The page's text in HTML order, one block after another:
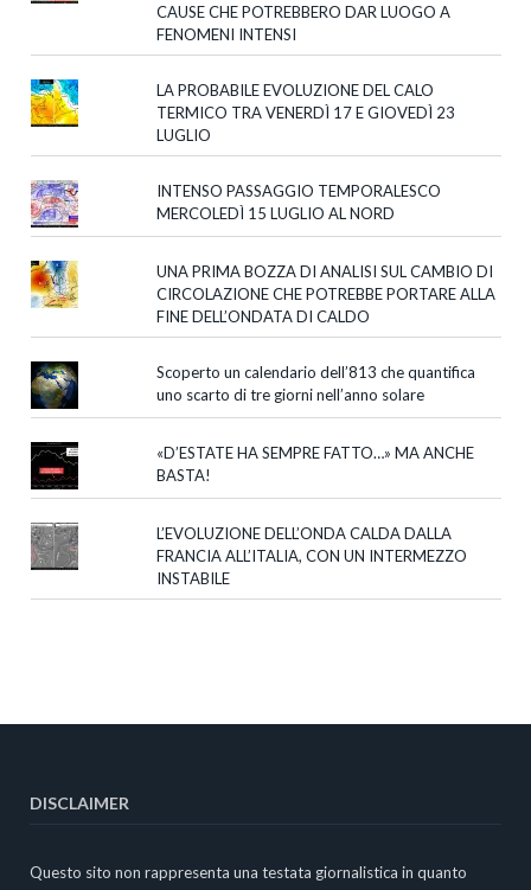
CAUSE CHE POTREBBERO DAR LUOGO A
FENOMENI INTENSI
LA PROBABILE EVOLUZIONE DEL CALO
TERMICO TRA VENERDÌ 17 E GIOVEDÌ 23
LUGLIO
INTENSO PASSAGGIO TEMPORALESCO
MERCOLEDÌ 15 LUGLIO AL NORD
UNA PRIMA BOZZA DI ANALISI SUL CAMBIO DI
CIRCOLAZIONE CHE POTREBBE PORTARE ALLA
FINE DELL’ONDATA DI CALDO
Scoperto un calendario dell’813 che quantifica
uno scarto di tre giorni nell’anno solare
«D’ESTATE HA SEMPRE FATTO…» MA ANCHE
BASTA!
L’EVOLUZIONE DELL’ONDA CALDA DALLA
FRANCIA ALL’ITALIA, CON UN INTERMEZZO
INSTABILE
DISCLAIMER
Questo sito non rappresenta una testata giornalistica in quanto